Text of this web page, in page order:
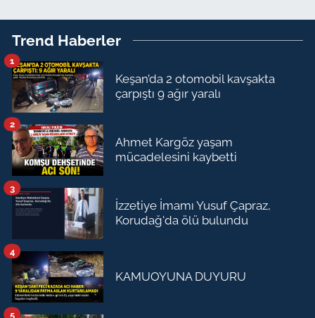
Trend Haberler
Keşan’da 2 otomobil kavşakta
çarpıştı 9 ağır yaralı
1
Ahmet Kargöz yaşam
mücadelesini kaybetti
2
İzzetiye İmamı Yusuf Çapraz,
Korudağ'da ölü bulundu
3
KAMUOYUNA DUYURU
4
5